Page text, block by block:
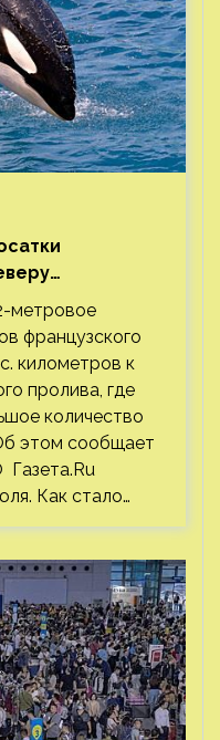
метровое
французского
километров к
пролива, где
количество
этом сообщает
Газета.Ru
Как стало…